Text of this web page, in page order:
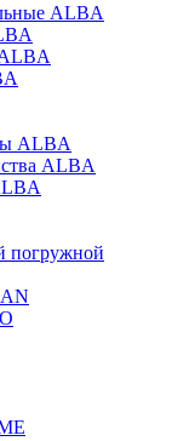
ALBA
ALBA
ALBA
погружной